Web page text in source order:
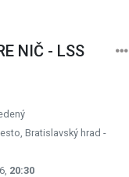
NIČ - LSS
Bratislavský hrad -
20:30